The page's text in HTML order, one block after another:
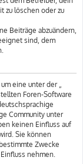
zu löschen oder zu
Beiträge abzuändern,
sind, dem
eine unter der „
Foren-Software
Community unter
keinen Einfluss auf
Sie können
Zwecke
nehmen.